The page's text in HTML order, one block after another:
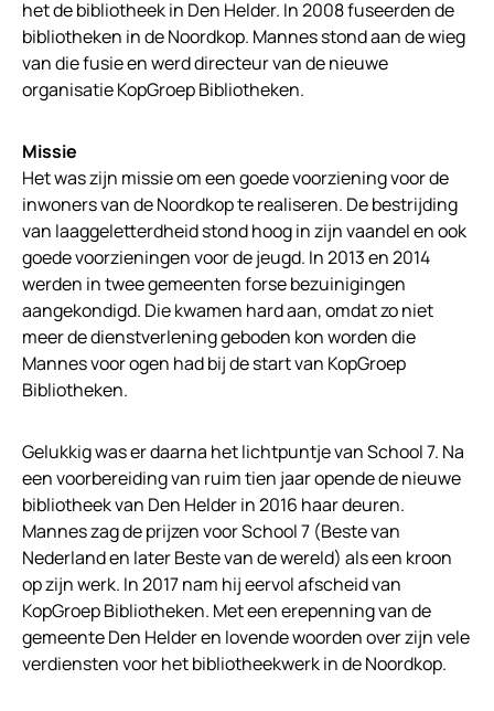
het de bibliotheek in Den Helder. In 2008 fuseerden de
bibliotheken in de Noordkop. Mannes stond aan de wieg
van die fusie en werd directeur van de nieuwe
organisatie KopGroep Bibliotheken.
Missie
Het was zijn missie om een goede voorziening voor de
inwoners van de Noordkop te realiseren. De bestrijding
van laaggeletterdheid stond hoog in zijn vaandel en ook
goede voorzieningen voor de jeugd. In 2013 en 2014
werden in twee gemeenten forse bezuinigingen
aangekondigd. Die kwamen hard aan, omdat zo niet
meer de dienstverlening geboden kon worden die
Mannes voor ogen had bij de start van KopGroep
Bibliotheken.
Gelukkig was er daarna het lichtpuntje van School 7. Na
een voorbereiding van ruim tien jaar opende de nieuwe
bibliotheek van Den Helder in 2016 haar deuren.
Mannes zag de prijzen voor School 7 (Beste van
Nederland en later Beste van de wereld) als een kroon
op zijn werk. In 2017 nam hij eervol afscheid van
KopGroep Bibliotheken. Met een erepenning van de
gemeente Den Helder en lovende woorden over zijn vele
verdiensten voor het bibliotheekwerk in de Noordkop.